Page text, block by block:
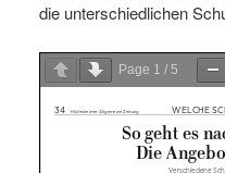
die unterschiedlichen
Page 1 / 5